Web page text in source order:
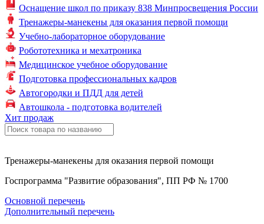
Оснащение школ по приказу 838 Минпросвещения России
Тренажеры-манекены для оказания первой помощи
Учебно-лабораторное оборудование
Робототехника и мехатроника
Медицинское учебное оборудование
Подготовка профессиональных кадров
Автогородки и ПДД для детей
Автошкола - подготовка водителей
Хит продаж
Тренажеры-манекены для оказания первой помощи
Госпрограмма "Развитие образования", ПП РФ № 1700
Основной перечень
Дополнительный перечень